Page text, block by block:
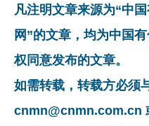
凡注明文章来源为“中
网”的文章，均为中国
权同意发布的文章。
如需转载，转载方必须
cnmn@cnmn.com.cn